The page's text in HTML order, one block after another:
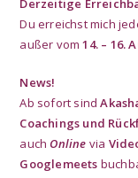
Derzeitige
Du erreichst mich
außer vom14. – 16.
News!
Ab sofort sind
Coachings und
auch Online via
Googlemeets